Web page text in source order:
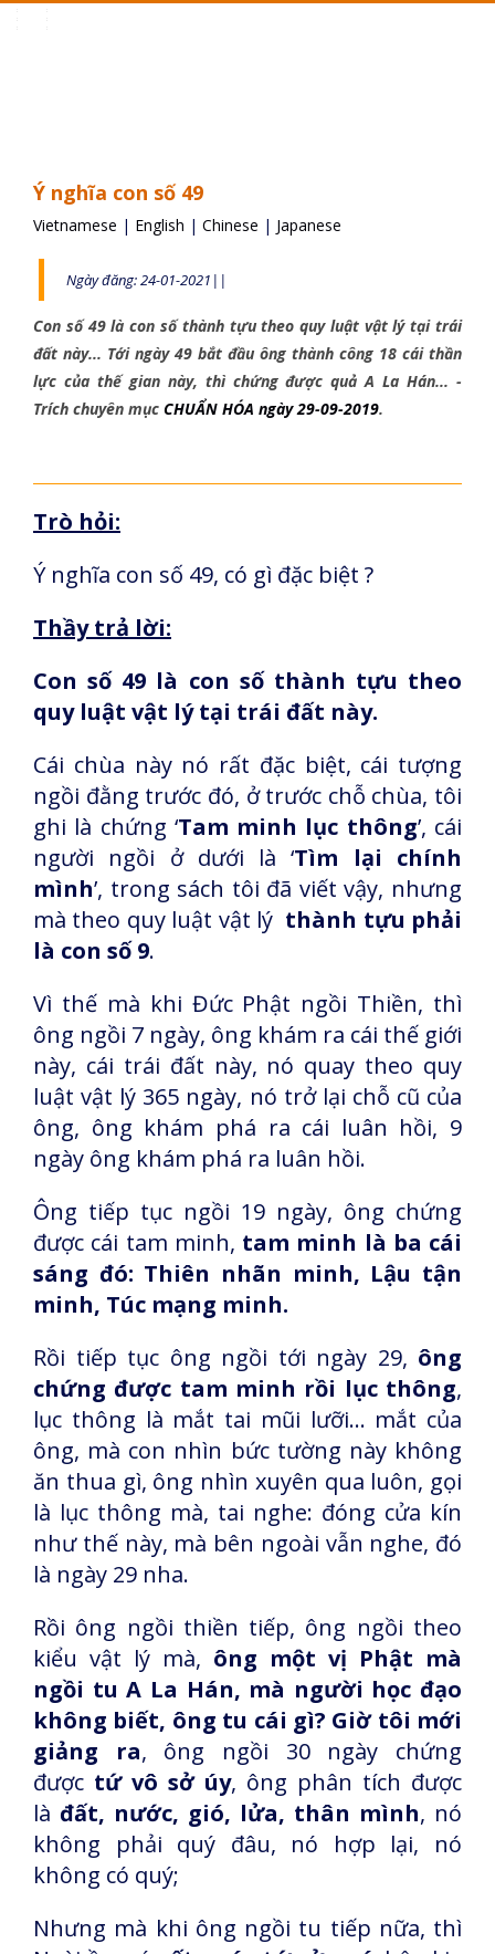
Ý nghĩa con số 49
Vietnamese | English | Chinese | Japanese
Ngày đăng: 24-01-2021||
Con số 49 là con số thành tựu theo quy luật vật lý tại trái
đất này... Tới ngày 49 bắt đầu ông thành công 18 cái thần
lực của thế gian này, thì chứng được quả A La Hán... -
Trích chuyên mục CHUẨN HÓA ngày 29-09-2019.
Trò hỏi:
Ý nghĩa con số 49, có gì đặc biệt ?
Thầy trả lời:
Con số 49 là con số thành tựu theo
quy luật vật lý tại trái đất này.
Cái chùa này nó rất đặc biệt, cái tượng
ngồi đằng trước đó, ở trước chỗ chùa, tôi
ghi là chứng ‘Tam minh lục thông’, cái
người ngồi ở dưới là ‘Tìm lại chính
mình’, trong sách tôi đã viết vậy, nhưng
mà theo quy luật vật lý thành tựu phải
là con số 9.
Vì thế mà khi Đức Phật ngồi Thiền, thì
ông ngồi 7 ngày, ông khám ra cái thế giới
này, cái trái đất này, nó quay theo quy
luật vật lý 365 ngày, nó trở lại chỗ cũ của
ông, ông khám phá ra cái luân hồi, 9
ngày ông khám phá ra luân hồi.
Ông tiếp tục ngồi 19 ngày, ông chứng
được cái tam minh, tam minh là ba cái
sáng đó: Thiên nhãn minh, Lậu tận
minh, Túc mạng minh.
Rồi tiếp tục ông ngồi tới ngày 29, ông
chứng được tam minh rồi lục thông,
lục thông là mắt tai mũi lưỡi... mắt của
ông, mà con nhìn bức tường này không
ăn thua gì, ông nhìn xuyên qua luôn, gọi
là lục thông mà, tai nghe: đóng cửa kín
như thế này, mà bên ngoài vẫn nghe, đó
là ngày 29 nha.
Rồi ông ngồi thiền tiếp, ông ngồi theo
kiểu vật lý mà, ông một vị Phật mà
ngồi tu A La Hán, mà người học đạo
không biết, ông tu cái gì? Giờ tôi mới
giảng ra, ông ngồi 30 ngày chứng
được tứ vô sở úy, ông phân tích được
là đất, nước, gió, lửa, thân mình, nó
không phải quý đâu, nó hợp lại, nó
không có quý;
Nhưng mà khi ông ngồi tu tiếp nữa, thì